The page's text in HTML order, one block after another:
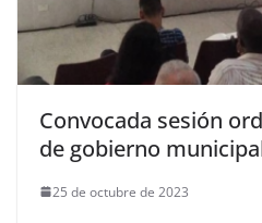
Convocada sesión
de gobierno
25 de octubre de 2023